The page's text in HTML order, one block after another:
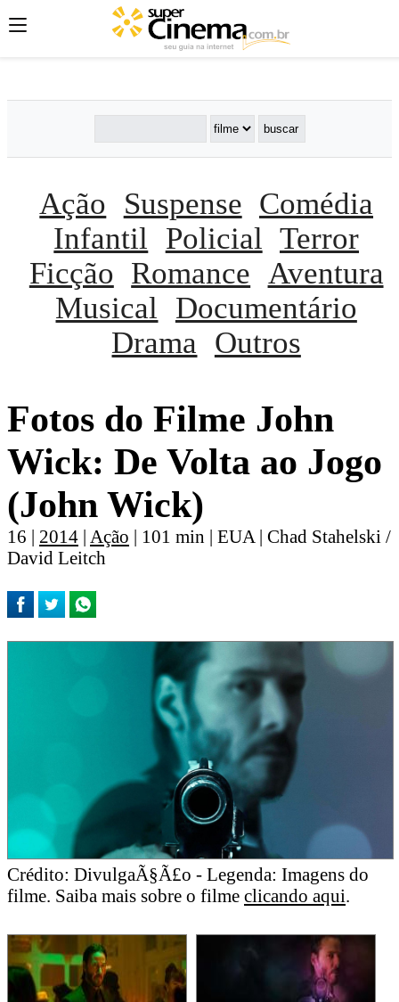
';';
Ação Suspense Comédia
Infantil
Policial Terror
Ficção Romance Aventura
Musical
Documentário
Drama
Outros
Fotos do Filme John
Wick: De Volta ao Jogo
(John Wick)
16 | 2014 | Ação | 101 min | EUA | Chad Stahelski /
David Leitch
Crédito: DivulgaÃ§Ã£o - Legenda: Imagens do
filme. Saiba mais sobre o filme clicando aqui.